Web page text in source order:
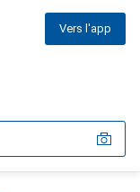
Vers l'app